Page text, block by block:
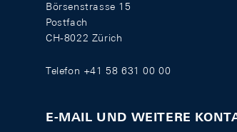
Börsenstrasse 15
Postfach
CH-8022 Zürich
Telefon +41 58 631 00 00
E-MAIL UND WEITERE